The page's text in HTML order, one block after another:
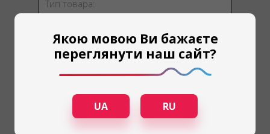
Тип товара:
Подвесные влагопоглотители
Якою мовою Ви бажаєте
переглянути наш сайт?
UA RU